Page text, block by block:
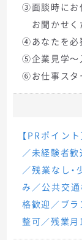
③面談時にお
お聞かせく
④あなたを必
⑤企業見学～
⑥お仕事スタ
【PRポイン
／未経験者
／残業なし
み／公共交
格歓迎／ブ
整可／残業